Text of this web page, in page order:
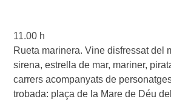
11.00 h
Rueta marinera. Vine disfressat del
sirena, estrella de mar, mariner,
carrers acompanyats de
trobada: plaça de la Mare de Déu